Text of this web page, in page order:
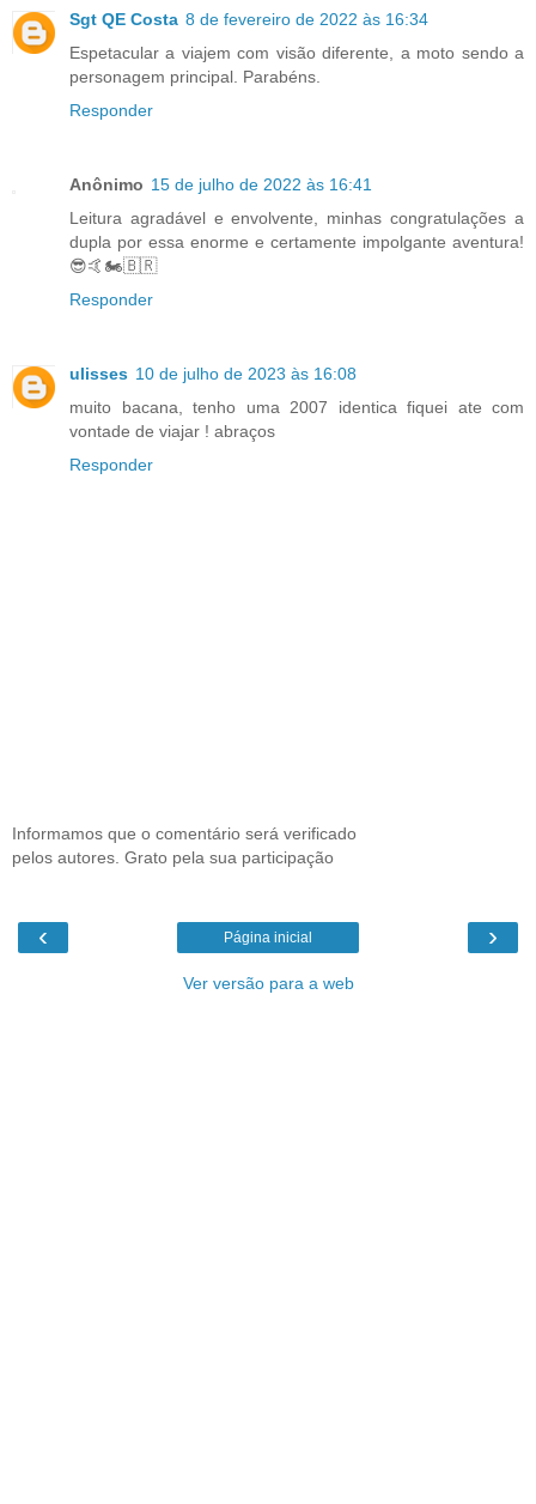
Sgt QE Costa 8 de fevereiro de 2022 às 16:34
Espetacular a viajem com visão diferente, a moto sendo a
personagem principal. Parabéns.
Responder
Anônimo 15 de julho de 2022 às 16:41
Leitura agradável e envolvente, minhas congratulações a
dupla por essa enorme e certamente impolgante aventura!
😎🤙🏍🇧🇷
Responder
ulisses 10 de julho de 2023 às 16:08
muito bacana, tenho uma 2007 identica fiquei ate com
vontade de viajar ! abraços
Responder
Informamos que o comentário será verificado
pelos autores. Grato pela sua participação
‹ ›
Página inicial
Ver versão para a web